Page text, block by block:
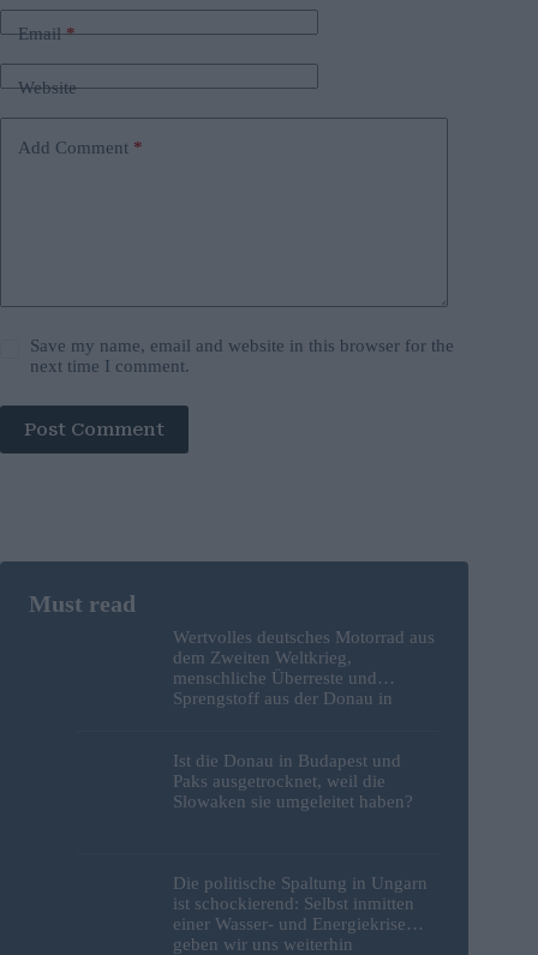
Email*
Website
Add Comment *
Save my name, email and website in this browser for the
next time I comment.
Post Comment
Wertvolles deutsches Motorrad aus
dem Zweiten Weltkrieg,
menschliche Überreste und
Sprengstoff aus der Donau in
Ist die Donau in Budapest und
Paks ausgetrocknet, weil die
Slowaken sie umgeleitet haben?
Die politische Spaltung in Ungarn
ist schockierend: Selbst inmitten
einer Wasser- und Energiekrise
geben wir uns weiterhin